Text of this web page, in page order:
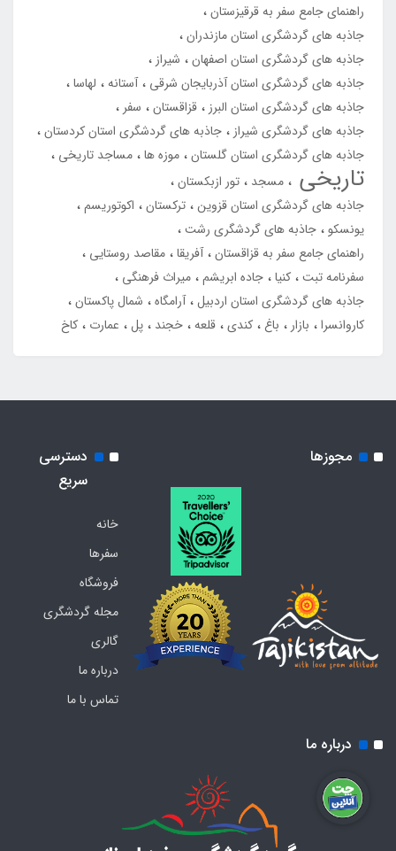
راهنمای جامع سفر به قرقیزستان
جاذبه های گردشگری استان مازندران
جاذبه های گردشگری استان اصفهان
شیراز
جاذبه های گردشگری استان آذربایجان شرقی
آستانه
لهاسا
جاذبه های گردشگری استان البرز
قزاقستان
سفر
جاذبه های گردشگری شیراز
جاذبه های گردشگری استان کردستان
جاذبه های گردشگری استان گلستان موزه ها مساجد تاریخی
تاریخی مسجد
تور ازبکستان
جاذبه های گردشگری استان قزوین ترکستان
اکوتوریسم
یونسکو جاذبه های گردشگری رشت
راهنمای جامع سفر به قزاقستان آفریقا مقاصد روستایی
سفرنامه تبت کنیا جاده ابریشم میراث فرهنگی
جاذبه های گردشگری استان اردبیل آرامگاه
شمال پاکستان
کاروانسرا
بازار باغ کندی قلعه خجند پل عمارت کاخ
مجوزها
دسترسی
سریع
خانه
سفرها
فروشگاه
مجله گردشگری
گالری
درباره ما
تماس با ما
درباره ما